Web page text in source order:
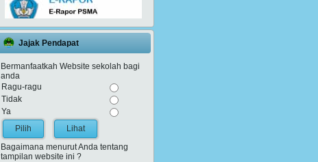
Jajak Pendapat
Bermanfaatkah Website sekolah bagi
anda
Ragu-ragu
Tidak
Ya
Lihat
Bagaimana menurut Anda tentang
tampilan website ini ?